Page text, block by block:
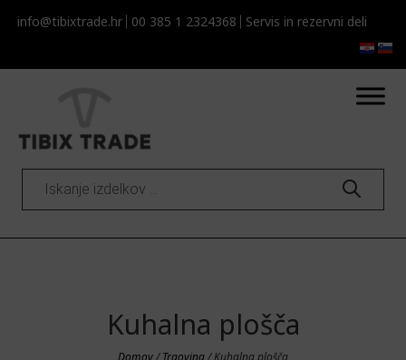
info@tibixtrade.hr 00 385 1 2324368 Servis in rezervni deli
Products
search
Kuhalna plošča
Domov/Trgovina/ Kuhalna plošča